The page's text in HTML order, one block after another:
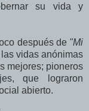
su vida y
después de "Mi
vidas anónimas
mejores; pioneros
que lograron
abierto.